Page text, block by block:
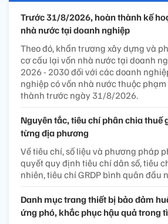
Trước 31/8/2026, hoàn thành kế
nhà nước tại doanh nghiệp
Theo đó, khẩn trương xây dựng và
cơ cấu lại vốn nhà nước tại doanh
2026 - 2030 đối với các doanh
nghiệp có vốn nhà nước thuộc
thành trước ngày 31/8/2026.
Nguyên tắc, tiêu chí phân chia thuế
từng địa phương
Về tiêu chí, số liệu và phương pháp
quyết quy định tiêu chí dân số, tiêu
nhiên, tiêu chí GRDP bình quân đầu
Danh mục trang thiết bị bảo đảm
ứng phó, khắc phục hậu quả trong